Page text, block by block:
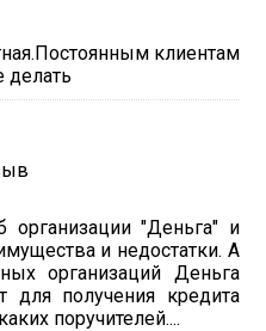
клиентам
"Деньга" и
и недостатки. А
организаций Деньга
для получения кредита
поручителей....